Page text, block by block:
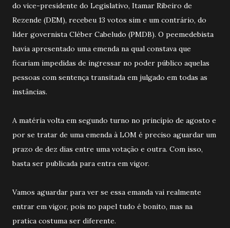
do vice-presidente do Legislativo, Itamar Ribeiro de
Rezende (DEM), recebeu 13 votos sim e um contrário, do
líder governista Cléber Cabeludo (PMDB). O peemedebista
havia apresentado uma emenda na qual constava que
ficariam impedidas de ingressar no poder público aquelas
pessoas com sentença transitada em julgado em todas as
instâncias.
A matéria volta em segundo turno no princípio de agosto e
por se tratar de uma emenda à LOM é preciso aguardar um
prazo de dez dias entre uma votação e outra. Com isso,
basta ser publicada para entra em vigor.
Vamos aguardar para ver se essa emanda vai realmente
entrar em vigor, pois no papel tudo é bonito, mas na
pratica costuma ser diferente.